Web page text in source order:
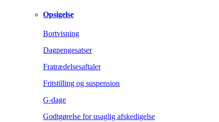
Opsigelse
Bortvisning
Dagpengesatser
Fratrædelsesaftaler
Fritstilling og suspension
G-dage
Godtgørelse for usaglig afskedigelse